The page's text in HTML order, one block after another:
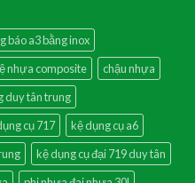
báo a3 bằng inox
nhựa composite
chậu nhựa
duy tân trung
cụ 717
kệ dụng cụ a6
kệ dụng cụ đại 719 duy tân